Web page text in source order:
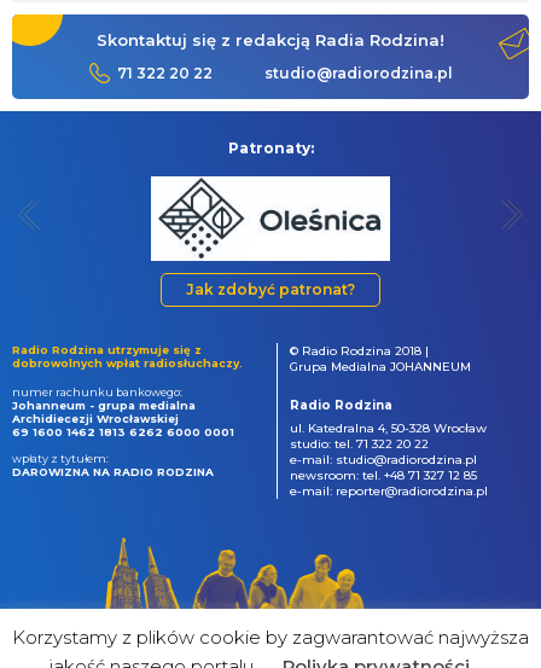
Skontaktuj się z redakcją Radia Rodzina!
71 322 20 22 studio@radiorodzina.pl
Patronaty:
Jak zdobyć patronat?
Radio Rodzina utrzymuje się z
dobrowolnych wpłat radiosłuchaczy.
numer rachunku bankowego:
Johanneum - grupa medialna
Archidiecezji Wrocławskiej
69 1600 1462 1813 6262 6000 0001
wpłaty z tytułem:
DAROWIZNA NA RADIO RODZINA
© Radio Rodzina 2018 |
Grupa Medialna JOHANNEUM
Radio Rodzina
ul. Katedralna 4, 50-328 Wrocław
studio: tel. 71 322 20 22
e-mail: studio@radiorodzina.pl
newsroom: tel. +48 71 327 12 85
e-mail: reporter@radiorodzina.pl
Korzystamy z plików cookie by zagwarantować najwyższa